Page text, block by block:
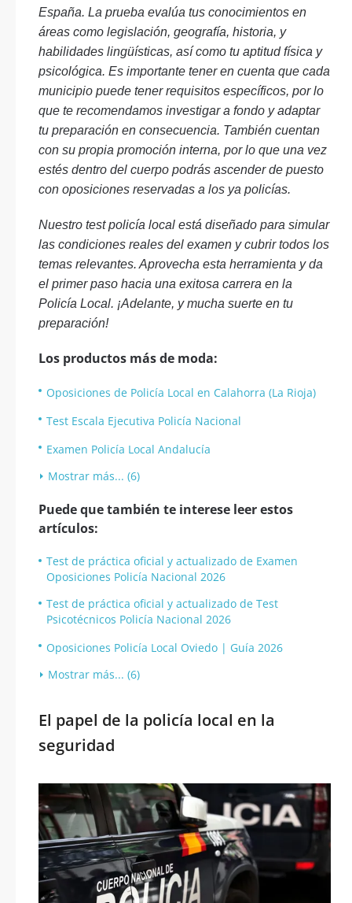
España. La prueba evalúa tus conocimientos en
áreas como legislación, geografía, historia, y
habilidades lingüísticas, así como tu aptitud física y
psicológica. Es importante tener en cuenta que cada
municipio puede tener requisitos específicos, por lo
que te recomendamos investigar a fondo y adaptar
tu preparación en consecuencia. También cuentan
con su propia promoción interna, por lo que una vez
estés dentro del cuerpo podrás ascender de puesto
con oposiciones reservadas a los ya policías.
Nuestro test policía local está diseñado para simular
las condiciones reales del examen y cubrir todos los
temas relevantes. Aprovecha esta herramienta y da
el primer paso hacia una exitosa carrera en la
Policía Local. ¡Adelante, y mucha suerte en tu
preparación!
Los productos más de moda:
Oposiciones de Policía Local en Calahorra (La Rioja)
Test Escala Ejecutiva Policía Nacional
Examen Policía Local Andalucía
Mostrar más... (6)
Puede que también te interese leer estos
artículos:
Test de práctica oficial y actualizado de Examen
Oposiciones Policía Nacional 2026
Test de práctica oficial y actualizado de Test
Psicotécnicos Policía Nacional 2026
Oposiciones Policía Local Oviedo | Guía 2026
Mostrar más... (6)
El papel de la policía local en la
seguridad